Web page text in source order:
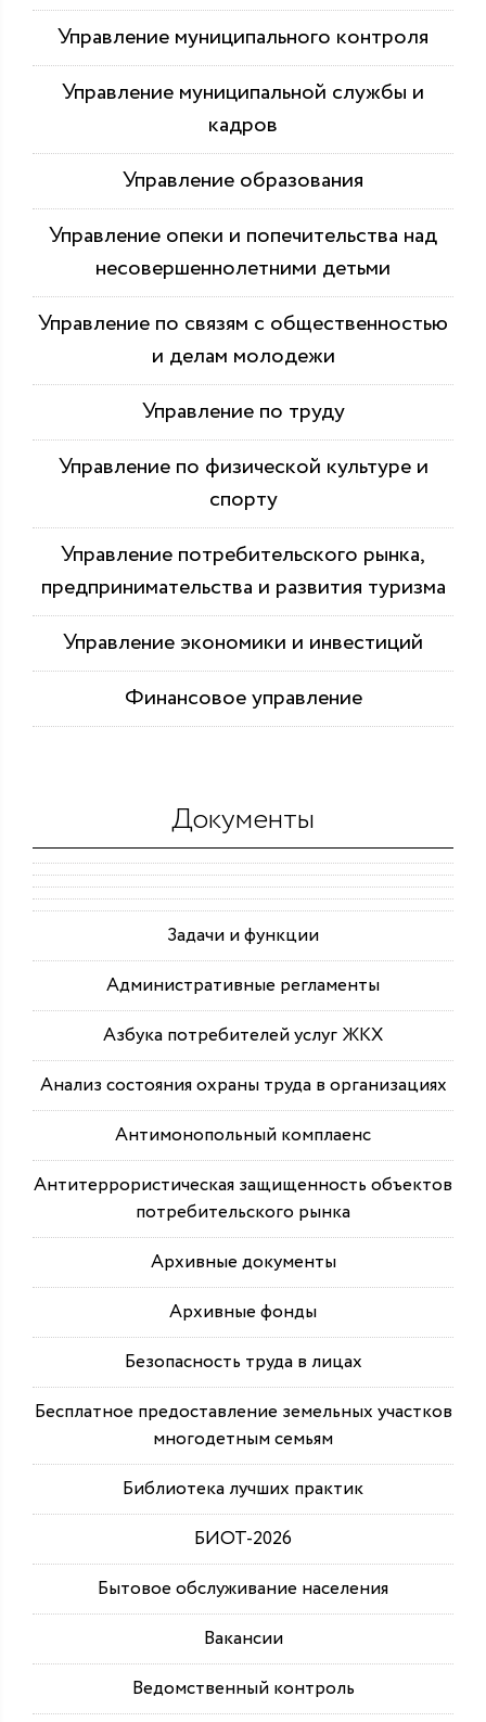
Управление муниципального контроля
Управление муниципальной службы и
кадров
Управление образования
Управление опеки и попечительства над
несовершеннолетними детьми
Управление по связям с общественностью
и делам молодежи
Управление по труду
Управление по физической культуре и
спорту
Управление потребительского рынка,
предпринимательства и развития туризма
Управление экономики и инвестиций
Финансовое управление
Документы
Задачи и функции
Административные регламенты
Азбука потребителей услуг ЖКХ
Анализ состояния охраны труда в организациях
Антимонопольный комплаенс
Антитеррористическая защищенность объектов
потребительского рынка
Архивные документы
Архивные фонды
Безопасность труда в лицах
Бесплатное предоставление земельных участков
многодетным семьям
Библиотека лучших практик
БИОТ-2026
Бытовое обслуживание населения
Вакансии
Ведомственный контроль